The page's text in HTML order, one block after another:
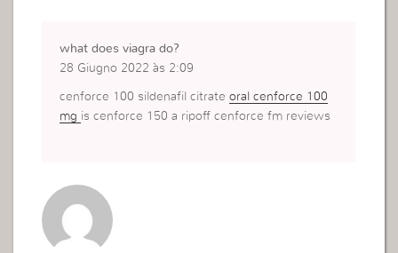
what does viagra do?
28 Giugno 2022 às 2:09
cenforce 100 sildenafil citrateoral cenforce 100
mg is cenforce 150 a ripoff cenforce fm reviews